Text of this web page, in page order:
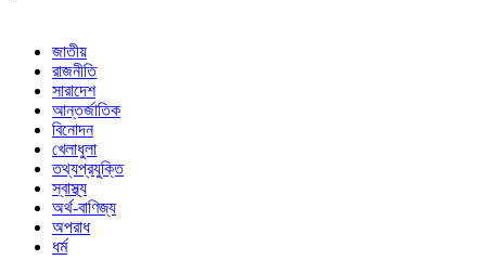
জাতীয়
রাজনীতি
সারাদেশ
আন্তর্জাতিক
বিনোদন
খেলাধুলা
তথ্যপ্রযুক্তি
স্বাস্থ্য
অর্থ-বাণিজ্য
অপরাধ
ধর্ম